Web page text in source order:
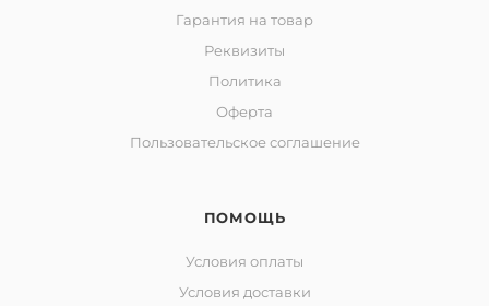
Гарантия на товар
Реквизиты
Политика
Оферта
Пользовательское соглашение
ПОМОЩЬ
Условия оплаты
Условия доставки